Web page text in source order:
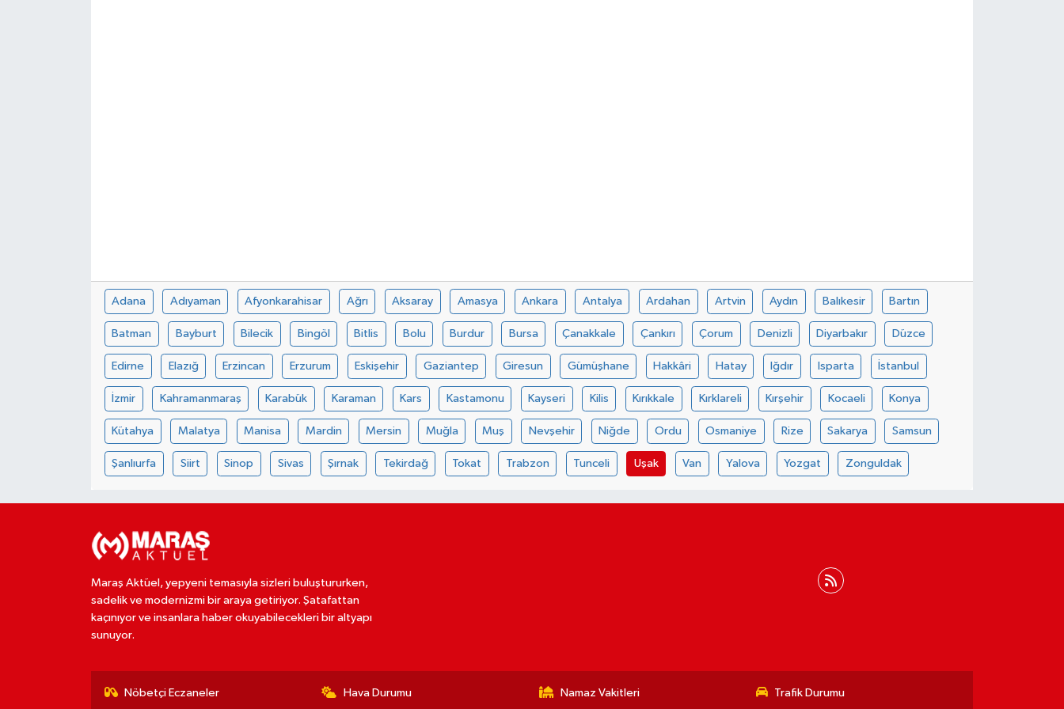
Adana Adıyaman Afyonkarahisar Ağrı Aksaray Amasya Ankara Antalya Ardahan Artvin Aydın Balıkesir Bartın
Batman Bayburt Bilecik Bingöl Bitlis Bolu Burdur Bursa Çanakkale Çankırı Çorum Denizli Diyarbakır Düzce
Edirne Elazığ Erzincan Erzurum Eskişehir Gaziantep Giresun Gümüşhane Hakkâri Hatay Iğdır Isparta İstanbul
İzmir Kahramanmaraş Karabük Karaman Kars Kastamonu Kayseri Kilis Kırıkkale Kırklareli Kırşehir Kocaeli Konya
Kütahya Malatya Manisa Mardin Mersin Muğla Muş Nevşehir Niğde Ordu Osmaniye Rize Sakarya Samsun
Şanlıurfa Siirt Sinop Sivas Şırnak Tekirdağ Tokat Trabzon Tunceli Uşak Van Yalova Yozgat Zonguldak
Maraş Aktüel, yepyeni temasıyla sizleri buluştururken,
sadelik ve modernizmi bir araya getiriyor. Şatafattan
kaçınıyor ve insanlara haber okuyabilecekleri bir altyapı
sunuyor.
Nöbetçi Eczaneler Hava Durumu Namaz Vakitleri Trafik Durumu